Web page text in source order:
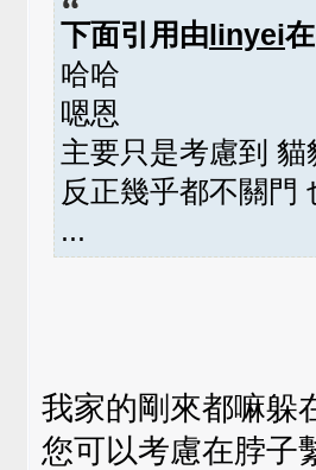
下面引用由linyei
哈哈
嗯恩
主要只是考慮到
反正幾乎都不關門
...
我家的剛來都嘛躲
您可以考慮在脖子